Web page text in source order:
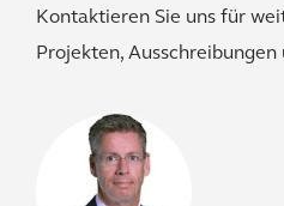
Kontaktieren Sie uns für
Projekten,